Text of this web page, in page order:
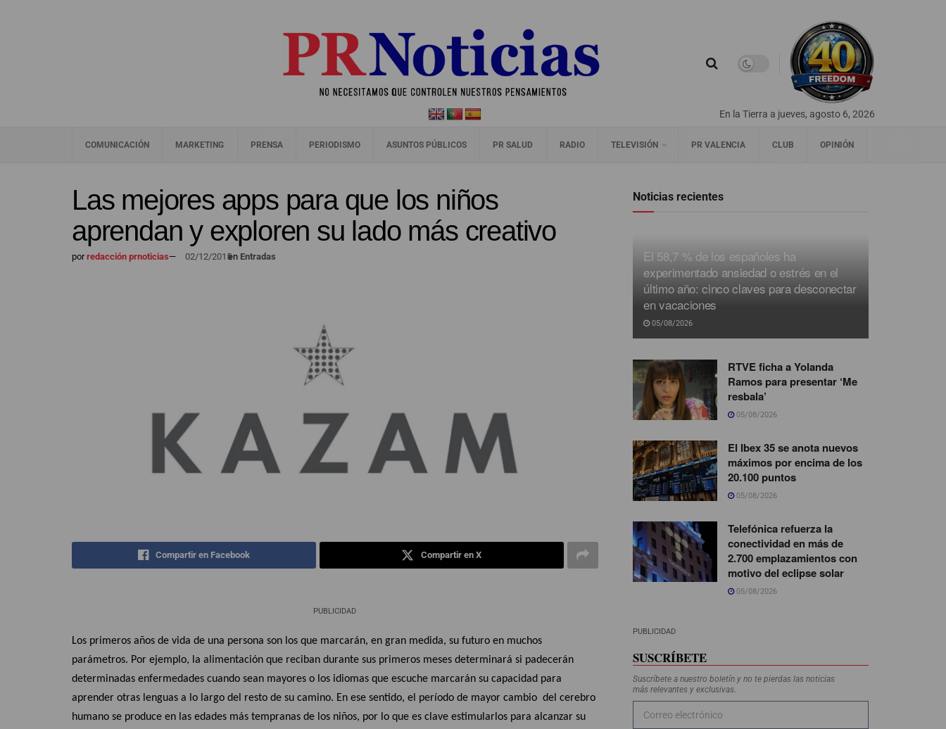
En la Tierra a jueves, agosto 6, 2026
COMUNICACIÓN MARKETING PRENSA PERIODISMO ASUNTOS PÚBLICOS PR SALUD RADIO TELEVISIÓN PR VALENCIA CLUB OPINIÓN
Las mejores apps para que los niños
aprendan y exploren su lado más creativo
porredacción prnoticias— 02/12/2015en Entradas
Compartir en Facebook Compartir en X
PUBLICIDAD
Los primeros años de vida de una persona son los que marcarán, en gran medida, su futuro en muchos
parámetros. Por ejemplo, la alimentación que reciban durante sus primeros meses determinará si padecerán
determinadas enfermedades cuando sean mayores o los idiomas que escuche marcarán su capacidad para
aprender otras lenguas a lo largo del resto de su camino. En ese sentido, el período de mayor cambio del cerebro
humano se produce en las edades más tempranas de los niños, por lo que es clave estimularlos para alcanzar su
Noticias recientes
El 58,7 % de los españoles ha
experimentado ansiedad o estrés en el
último año: cinco claves para desconectar
en vacaciones
05/08/2026
RTVE ficha a Yolanda
Ramos para presentar ‘Me
resbala’
05/08/2026
El Ibex 35 se anota nuevos
máximos por encima de los
20.100 puntos
05/08/2026
Telefónica refuerza la
conectividad en más de
2.700 emplazamientos con
motivo del eclipse solar
05/08/2026
PUBLICIDAD
SUSCRÍBETE
Suscríbete a nuestro boletín y no te pierdas las noticias
más relevantes y exclusivas.